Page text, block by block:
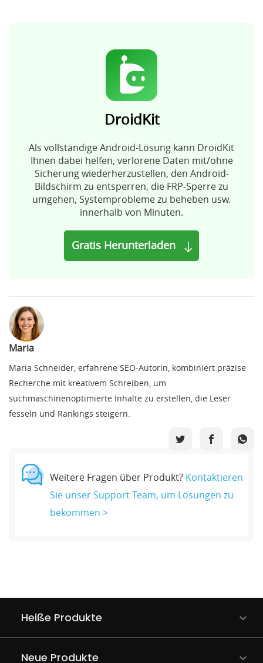
DroidKit
Als vollständige Android-Lösung kann DroidKit
Ihnen dabei helfen, verlorene Daten mit/ohne
Sicherung wiederherzustellen, den Android-
Bildschirm zu entsperren, die FRP-Sperre zu
umgehen, Systemprobleme zu beheben usw.
innerhalb von Minuten.
Gratis Herunterladen
Maria
Maria Schneider, erfahrene SEO-Autorin, kombiniert präzise
Recherche mit kreativem Schreiben, um
suchmaschinenoptimierte Inhalte zu erstellen, die Leser
fesseln und Rankings steigern.
Weitere Fragen über Produkt? Kontaktieren
Sie unser Support Team, um Lösungen zu
bekommen >
Heiße Produkte
Neue Produkte